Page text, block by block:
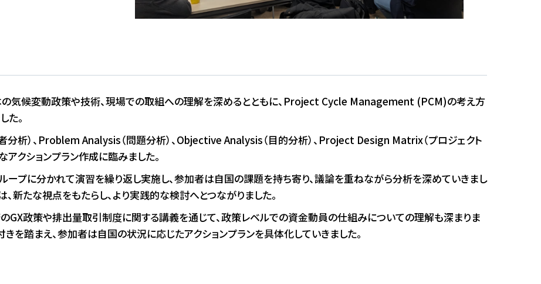
の気候変動政策や技術、現場での取組への理解を深めるとともに、Project Cycle Management (PCM)の考え方
た。
析）、Problem Analysis（問題分析）、Objective Analysis（目的分析）、Project Design Matrix（プロジェクト
クションプラン作成に臨みました。
ープに分かれて演習を繰り返し実施し、参加者は自国の課題を持ち寄り、議論を重ねながら分析を深めていきまし
新たな視点をもたらし、より実践的な検討へとつながりました。
GX政策や排出量取引制度に関する講義を通じて、政策レベルでの資金動員の仕組みについての理解も深まりま
を踏まえ、参加者は自国の状況に応じたアクションプランを具体化していきました。